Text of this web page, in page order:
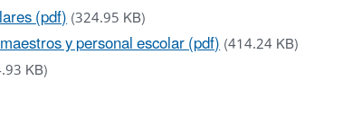
(pdf)(324.95 KB)
y personal escolar (pdf)(414.24 KB)
KB)